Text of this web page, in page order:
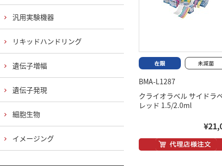
BMA-L1287
クライオラベル サイドラ
レッド 1.5/2.0ml
汎用実験機器
リキッドハンドリング
遺伝子増幅
遺伝子発現
細胞生物
イメージング